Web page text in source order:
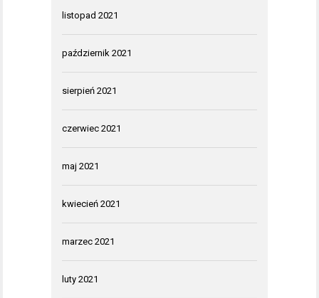
listopad 2021
październik 2021
sierpień 2021
czerwiec 2021
maj 2021
kwiecień 2021
marzec 2021
luty 2021